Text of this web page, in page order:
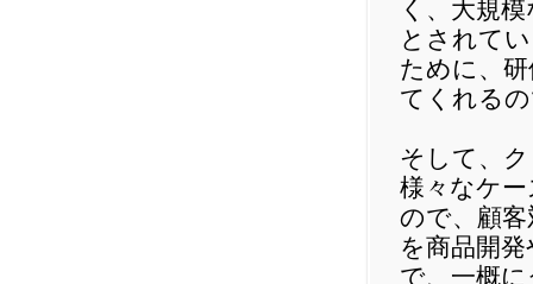
く、大規
とされて
ために、
てくれる
そして、
様々なケ
ので、顧
を商品開
で、一概